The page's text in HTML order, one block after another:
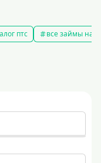
птс все займы на